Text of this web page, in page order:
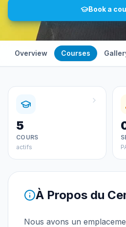
Book a
Overview Courses
5
COURS
actifs
À Propos du
Nous avons un